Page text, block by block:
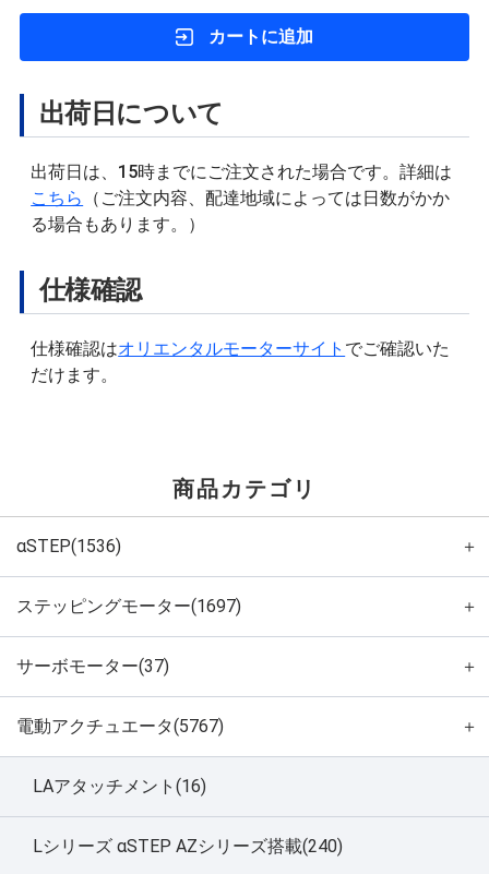
カートに追加
出荷日について
出荷日は、15時までにご注文された場合です。詳細は
こちら
（ご注文内容、配達地域によっては日数がかか
る場合もあります。）
仕様確認
仕様確認はオリエンタルモーターサイト でご確認いた
だけます。
商品カテゴリ
αSTEP(1536) ＋
ステッピングモーター(1697) ＋
サーボモーター(37) ＋
電動アクチュエータ(5767) ＋
LAアタッチメント(16)
Lシリーズ αSTEP AZシリーズ搭載(240)